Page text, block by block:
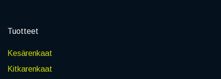
Tuotteet
Kesärenkaat
Kitkarenkaat